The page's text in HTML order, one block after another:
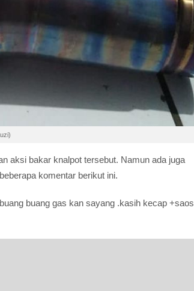
aksi bakar knalpot tersebut. Namun ada juga
komentar berikut ini.
buang gas kan sayang .kasih kecap +saos